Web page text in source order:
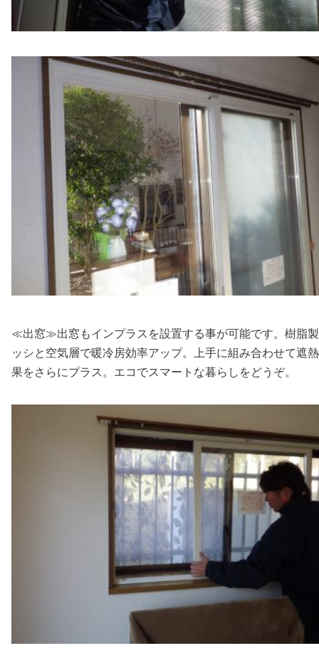
≪出窓≫出窓もインプラスを設置する事が可能です。樹脂
ッシと空気層で暖冷房効率アップ。上手に組み合わせて遮
果をさらにプラス。エコでスマートな暮らしをどうぞ。